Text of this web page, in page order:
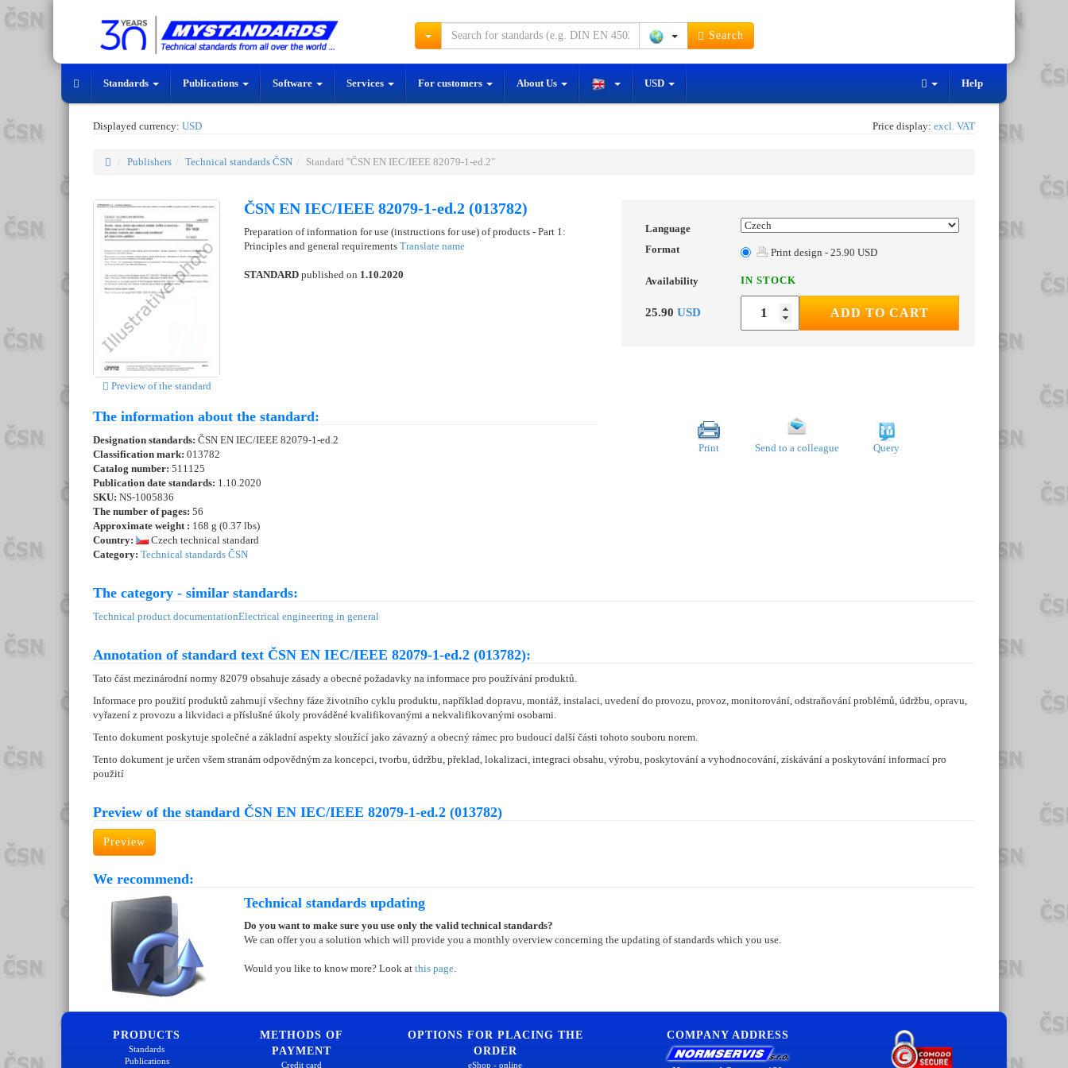
Search
Standards Publications Software Services For customers About Us USD Help
Displayed currency: USD Price display: excl. VAT
Publishers Technical standards ČSN Standard "ČSN EN IEC/IEEE 82079-1-ed.2"
Preview of the standard
ČSN EN IEC/IEEE 82079-1-ed.2 (013782)
Preparation of information for use (instructions for use) of products - Part 1:
Principles and general requirements Translate name
STANDARD published on 1.10.2020
Language
Format
Print design - 25.90 USD
Availability IN STOCK
25.90 USD ADD TO CART
The information about the standard:
Designation standards: ČSN EN IEC/IEEE 82079-1-ed.2
Classification mark: 013782
Catalog number: 511125
Publication date standards: 1.10.2020
SKU: NS-1005836
The number of pages: 56
Approximate weight : 168 g (0.37 lbs)
Country:
Czech technical standard
Category: Technical standards ČSN
Print Send to a colleague Query
The category - similar standards:
Technical product documentationElectrical engineering in general
Annotation of standard text ČSN EN IEC/IEEE 82079-1-ed.2 (013782):
Tato část mezinárodní normy 82079 obsahuje zásady a obecné požadavky na informace pro používání produktů.
Informace pro použití produktů zahrnují všechny fáze životního cyklu produktu, například dopravu, montáž, instalaci, uvedení do provozu, provoz, monitorování, odstraňování problémů, údržbu, opravu,
vyřazení z provozu a likvidaci a příslušné úkoly prováděné kvalifikovanými a nekvalifikovanými osobami.
Tento dokument poskytuje společné a základní aspekty sloužící jako závazný a obecný rámec pro budoucí další části tohoto souboru norem.
Tento dokument je určen všem stranám odpovědným za koncepci, tvorbu, údržbu, překlad, lokalizaci, integraci obsahu, výrobu, poskytování a vyhodnocování, získávání a poskytování informací pro
použití
Preview of the standard ČSN EN IEC/IEEE 82079-1-ed.2 (013782)
Preview
We recommend:
Technical standards updating
Do you want to make sure you use only the valid technical standards?
We can offer you a solution which will provide you a monthly overview concerning the updating of standards which you use.
Would you like to know more? Look at this page.
PRODUCTS
Standards
Publications
METHODS OF
PAYMENT
Credit card
OPTIONS FOR PLACING THE
ORDER
eShop - online
COMPANY ADDRESS